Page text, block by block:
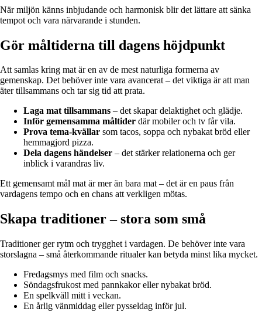
När miljön känns inbjudande och harmonisk blir det lättare att sänka
tempot och vara närvarande i stunden.
Gör måltiderna till dagens höjdpunkt
Att samlas kring mat är en av de mest naturliga formerna av
gemenskap. Det behöver inte vara avancerat – det viktiga är att man
äter tillsammans och tar sig tid att prata.
Laga mat tillsammans – det skapar delaktighet och glädje.
Inför gemensamma måltider där mobiler och tv får vila.
Prova tema-kvällar som tacos, soppa och nybakat bröd eller
hemmagjord pizza.
Dela dagens händelser – det stärker relationerna och ger
inblick i varandras liv.
Ett gemensamt mål mat är mer än bara mat – det är en paus från
vardagens tempo och en chans att verkligen mötas.
Skapa traditioner – stora som små
Traditioner ger rytm och trygghet i vardagen. De behöver inte vara
storslagna – små återkommande ritualer kan betyda minst lika mycket.
Fredagsmys med film och snacks.
Söndagsfrukost med pannkakor eller nybakat bröd.
En spelkväll mitt i veckan.
En årlig vänmiddag eller pysseldag inför jul.